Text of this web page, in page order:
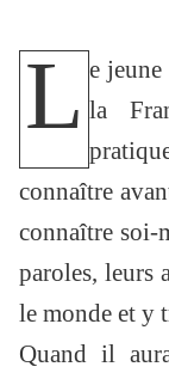
L e
la
connaître
connaître soi-
paroles, leurs
le monde et y
Quand il